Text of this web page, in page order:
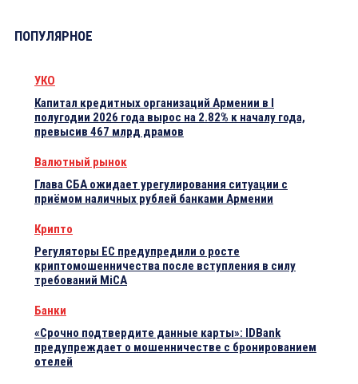
ПОПУЛЯРНОЕ
УКО
Капитал кредитных организаций Армении в I
полугодии 2026 года вырос на 2.82% к началу года,
превысив 467 млрд драмов
Валютный рынок
Глава СБА ожидает урегулирования ситуации с
приёмом наличных рублей банками Армении
Крипто
Регуляторы ЕС предупредили о росте
криптомошенничества после вступления в силу
требований MiCA
Банки
«Срочно подтвердите данные карты»: IDBank
предупреждает о мошенничестве с бронированием
отелей